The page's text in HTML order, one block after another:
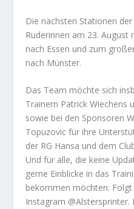
Die nächsten Stationen
Ruderinnen am 23. August
nach Essen und zum
nach Münster.
Das Team möchte sich
Trainern Patrick Wiechens
sowie bei den Sponsoren
Topuzovic für ihre
der RG Hansa und dem
Und für alle, die keine
gerne Einblicke in das
bekommen möchten:
Instagram @Alstersprinter.